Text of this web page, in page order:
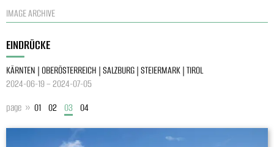
IMAGE ARCHIVE
EINDRÜCKE
KÄRNTEN | OBERÖSTERREICH | SALZBURG | STEIERMARK | TIROL
2024-06-19 – 2024-07-05
page » 01 02 03 04